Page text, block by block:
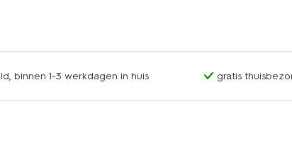
binnen 1-3 werkdagen in huis gratis